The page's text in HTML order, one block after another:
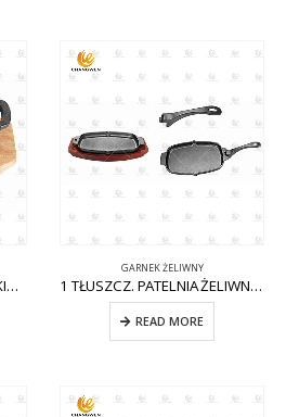
1 SZTUKA ŻELIWO Z WYSOKIMI UCHWYTAMI CW-CI007
GARNEK ŻELIWNY
1 TŁUSZCZ. PATELNIA ŻELIWNA W KSZTAŁCIE JAJKA Z WYJMOWANĄ RĄCZKĄ CW-CI011
READ MORE